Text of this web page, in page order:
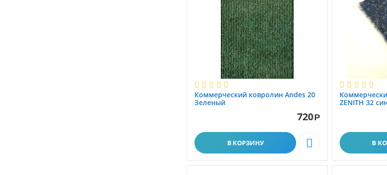
Коммерческий ковролин Andes 20
Зеленый
720Р
В КОРЗИНУ 
ZENITH 32
В